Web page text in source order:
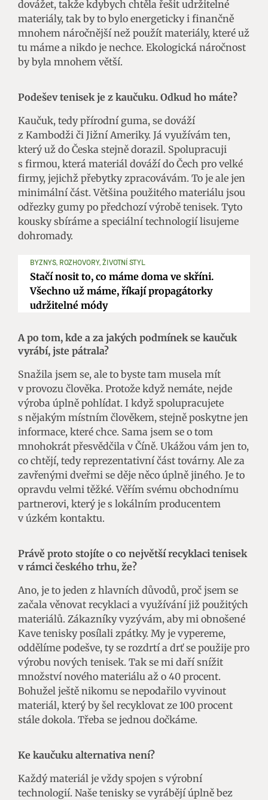
dovážet, takže kdybych chtěla řešit udržitelné
materiály, tak by to bylo energeticky i finančně
mnohem náročnější než použít materiály, které už
tu máme a nikdo je nechce. Ekologická náročnost
by byla mnohem větší.
Podešev tenisek je z kaučuku. Odkud ho máte?
Kaučuk, tedy přírodní guma, se dováží
z Kambodži či Jižní Ameriky. Já využívám ten,
který už do Česka stejně dorazil. Spolupracuji
s firmou, která materiál dováží do Čech pro velké
firmy, jejichž přebytky zpracovávám. To je ale jen
minimální část. Většina použitého materiálu jsou
odřezky gumy po předchozí výrobě tenisek. Tyto
kousky sbíráme a speciální technologií lisujeme
dohromady.
BYZNYS, ROZHOVORY, ŽIVOTNÍ STYL
Stačí nosit to, co máme doma ve skříni.
Všechno už máme, říkají propagátorky
udržitelné módy
A po tom, kde a za jakých podmínek se kaučuk
vyrábí, jste pátrala?
Snažila jsem se, ale to byste tam musela mít
v provozu člověka. Protože když nemáte, nejde
výroba úplně pohlídat. I když spolupracujete
s nějakým místním člověkem, stejně poskytne jen
informace, které chce. Sama jsem se o tom
mnohokrát přesvědčila v Číně. Ukážou vám jen to,
co chtějí, tedy reprezentativní část továrny. Ale za
zavřenými dveřmi se děje něco úplně jiného. Je to
opravdu velmi těžké. Věřím svému obchodnímu
partnerovi, který je s lokálním producentem
v úzkém kontaktu.
Právě proto stojíte o co největší recyklaci tenisek
v rámci českého trhu, že?
Ano, je to jeden z hlavních důvodů, proč jsem se
začala věnovat recyklaci a využívání již použitých
materiálů. Zákazníky vyzývám, aby mi obnošené
Kave tenisky posílali zpátky. My je vypereme,
oddělíme podešve, ty se rozdrtí a drť se použije pro
výrobu nových tenisek. Tak se mi daří snížit
množství nového materiálu až o 40 procent.
Bohužel ještě nikomu se nepodařilo vyvinout
materiál, který by šel recyklovat ze 100 procent
stále dokola. Třeba se jednou dočkáme.
Ke kaučuku alternativa není?
Každý materiál je vždy spojen s výrobní
technologií. Naše tenisky se vyrábějí úplně bez